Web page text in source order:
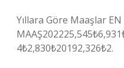
Yıllara Göre Maaşlar
4₺2,830₺20192,326₺2.